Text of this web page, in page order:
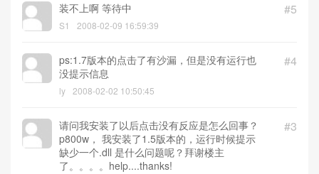
#5
装不上啊 等待中
S1 2008-02-09 16:59:39
#4
ps:1.7版本的点击了有沙漏，但是没有运行也
没提示信息
ly 2008-02-02 10:50:45
#3
请问我安装了以后点击没有反应是怎么回事？
p800w， 我安装了1.5版本的，运行时候提示
缺少一个.dll 是什么问题呢？拜谢楼主
了。。。。help....thanks!